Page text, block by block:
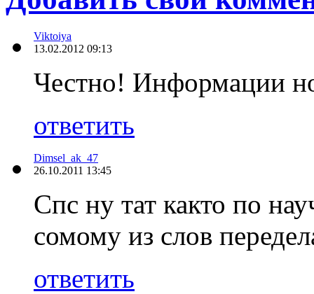
Viktoiya
13.02.2012 09:13
Честно! Информации
ответить
Dimsel_ak_47
26.10.2011 13:45
Cпс ну тат както по
сомому из слов
ответить